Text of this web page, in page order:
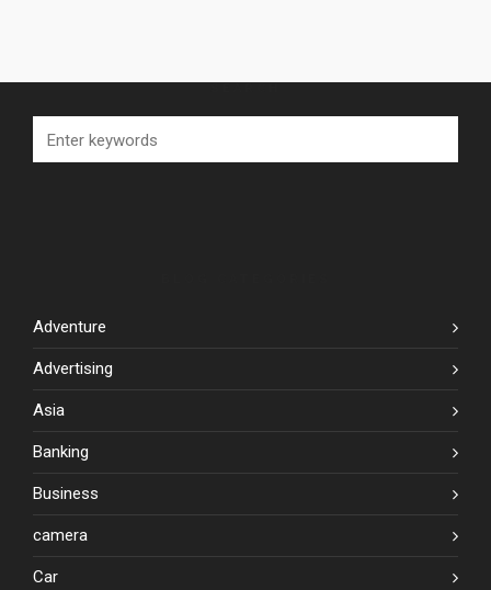
Adventure
Advertising
Asia
Banking
Business
camera
Car